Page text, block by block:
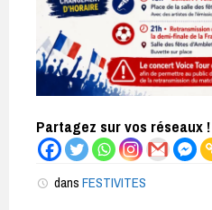
Partagez sur vos réseaux !
dans FESTIVITES